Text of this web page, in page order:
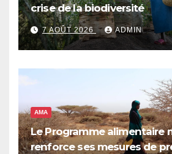
crise de la biodiversité
7 AOÛT 2026 ADMIN
AMA
Le Programme alimentaire
renforce ses mesures de